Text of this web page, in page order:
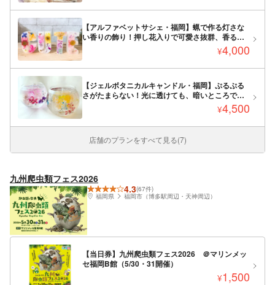
【アルファベットサシェ・福岡】蝋で作る灯さな
い香りの飾り！押し花入りで可愛さ抜群、香るア
¥4,000
【ジェルボタニカルキャンドル・福岡】ぷるぷる
さがたまらない！光に透けても、暗いところでも
¥4,500
店舗のプランをすべて見る(7)
九州爬虫類フェス2026
4.3(67件)
福岡県
福岡市（博多駅周辺・天神周辺）
【当日券】九州爬虫類フェス2026 ＠マリンメッ
セ福岡B館（5/30・31開催）
¥1,500